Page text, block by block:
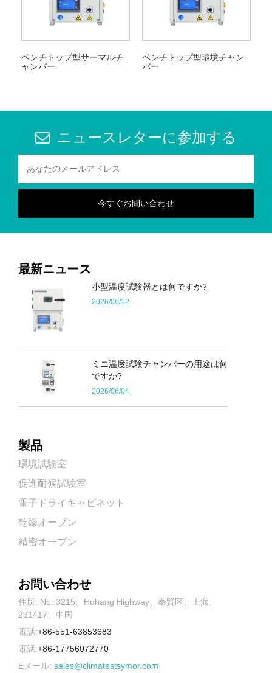
ベンチトップ型サーマルチ
ャンバー
ベンチトップ型環境チャン
バー
ニュースレターに参加する
最新ニュース
小型温度試験器とは何ですか?
2026/06/12
ミニ温度試験チャンバーの用途は何
ですか?
2026/06/04
製品
環境試験室
促進耐候試験室
電子ドライキャビネット
乾燥オーブン
精密オーブン
お問い合わせ
住所: No. 3215、Huhang Highway、奉賢区、上海、
231417、中国
電話:+86-551-63853683
電話:+86-17756072770
Eメール: sales@climatestsymor.com